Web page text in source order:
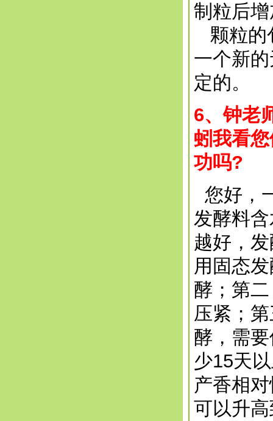
制粒后
颗粒的
一个新
定的。
6、钟老
蚓我看
功吗?
您好，
发酵料
越好，
用固态
酵；第
压紧；
酵，需
少15天
产香相
可以升